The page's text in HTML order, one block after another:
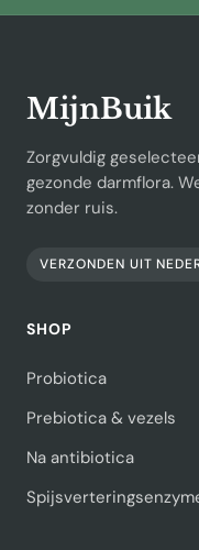
MijnBuik
Zorgvuldig
gezonde darmflora.
zonder ruis.
VERZONDEN UIT
SHOP
Probiotica
Prebiotica & vezels
Na antibiotica